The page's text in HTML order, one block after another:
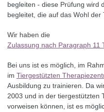
begleiten - diese Prüfung wird
begleitet, die auf das Wohl der
Wir haben die
Zulassung nach Paragraph 11
Bei uns ist es möglich, im
im Tiergestützten
Ausbildung zu trainieren. Da
2003 und in der tiergestützten
vorweisen können, ist es